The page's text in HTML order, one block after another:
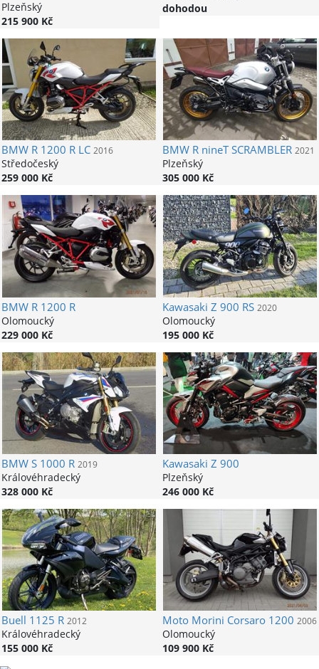
Plzeňský
215 900 Kč
dohodou
BMWR 1200 R LC 2016
Středočeský
259 000 Kč
BMWR nineT SCRAMBLER 2021
Plzeňský
305 000 Kč
BMWR 1200 R
Olomoucký
229 000 Kč
Kawasaki Z 900 RS 2020
Olomoucký
195 000 Kč
BMWS 1000 R 2019
Královéhradecký
328 000 Kč
Kawasaki Z 900
Plzeňský
246 000 Kč
Buell 1125 R 2012
Královéhradecký
155 000 Kč
Moto Morini Corsaro 1200 2006
Olomoucký
109 900 Kč